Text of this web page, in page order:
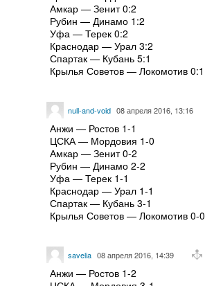
Амкар — Зенит 0:2
Рубин — Динамо 1:2
Уфа — Терек 0:2
Краснодар — Урал 3:2
Спартак — Кубань 5:1
Крылья Советов — Локомотив 0:1
null-and-void 08 апреля 2016, 13:16
Анжи — Ростов 1-1
ЦСКА — Мордовия 1-0
Амкар — Зенит 0-2
Рубин — Динамо 2-2
Уфа — Терек 1-1
Краснодар — Урал 1-1
Спартак — Кубань 3-1
Крылья Советов — Локомотив 0-0
savelia 08 апреля 2016, 14:39
Анжи — Ростов 1-2